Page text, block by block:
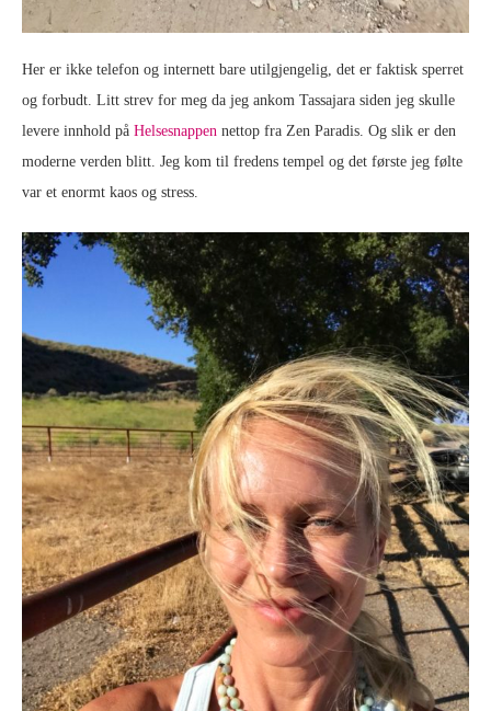
Her er ikke telefon og internett bare utilgjengelig, det er faktisk sperret
og forbudt. Litt strev for meg da jeg ankom Tassajara siden jeg skulle
levere innhold på Helsesnappen nettop fra Zen Paradis. Og slik er den
moderne verden blitt. Jeg kom til fredens tempel og det første jeg følte
var et enormt kaos og stress.